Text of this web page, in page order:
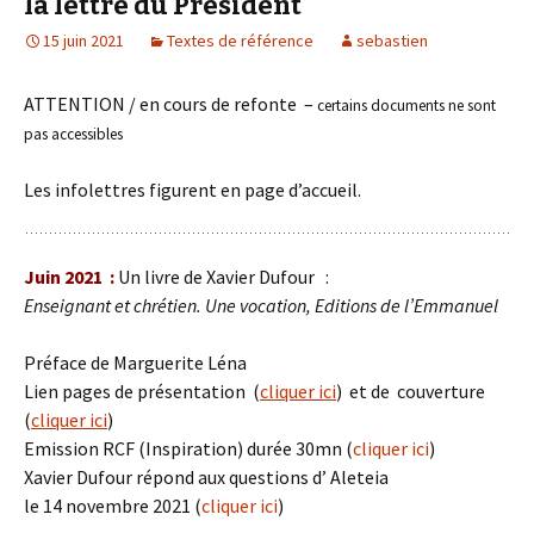
15 juin 2021 Textes de référence sebastien
ATTENTION / en cours de refonte – certains documents ne sont
pas accessibles
Les infolettres figurent en page d’accueil.
Juin 2021 : Un livre de Xavier Dufour :
Enseignant et chrétien. Une vocation, Editions de l’Emmanuel
Préface de Marguerite Léna
Lien pages de présentation (cliquer ici) et de couverture
(cliquer ici)
Emission RCF (Inspiration) durée 30mn (cliquer ici)
Xavier Dufour répond aux questions d’ Aleteia
le 14 novembre 2021 (cliquer ici)